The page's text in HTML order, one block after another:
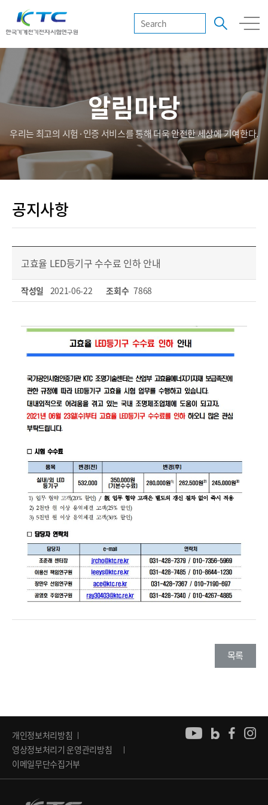
알림마당
우리는 최고의 시험·인증 서비스를 통해 더욱 안전한 세상에 기여한다.
공지사항
고효율 LED등기구 수수료 인하 안내
작성일 2021-06-22 조회수 7868
목록
개인정보처리방침
영상정보처리기 운영관리방침
이메일무단수집거부